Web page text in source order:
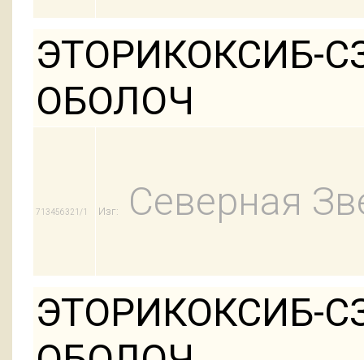
ЭТОРИКОКСИБ-
ОБОЛОЧ
713456321/1 Изг: Северная
ЭТОРИКОКСИБ-